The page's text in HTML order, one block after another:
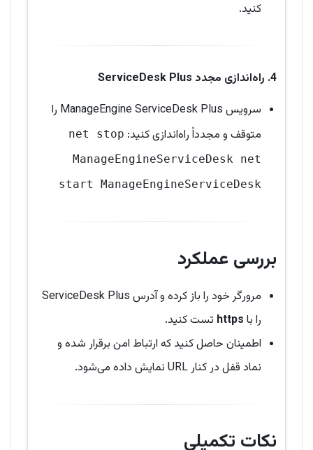
کنید.
4. راه‌اندازی مجدد ServiceDesk Plus
سرویس ManageEngine ServiceDesk Plus را
متوقف و مجدداً راه‌اندازی کنید: net stop
ManageEngineServiceDesk net
start ManageEngineServiceDesk
بررسی عملکرد
مرورگر خود را باز کرده و آدرس ServiceDesk Plus
را با https تست کنید.
اطمینان حاصل کنید که ارتباط امن برقرار شده و
نماد قفل در کنار URL نمایش داده می‌شود.
نکات تکمیلی